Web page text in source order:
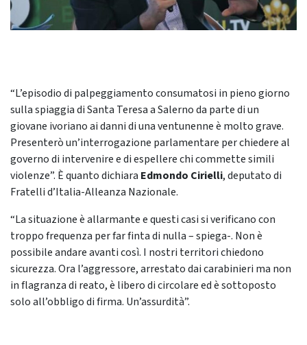
“L’episodio di palpeggiamento consumatosi in pieno giorno
sulla spiaggia di Santa Teresa a Salerno da parte di un
giovane ivoriano ai danni di una ventunenne è molto grave.
Presenterò un’interrogazione parlamentare per chiedere al
governo di intervenire e di espellere chi commette simili
violenze”. È quanto dichiara Edmondo Cirielli, deputato di
Fratelli d’Italia-Alleanza Nazionale.
“La situazione è allarmante e questi casi si verificano con
troppo frequenza per far finta di nulla – spiega-. Non è
possibile andare avanti così. I nostri territori chiedono
sicurezza. Ora l’aggressore, arrestato dai carabinieri ma non
in flagranza di reato, è libero di circolare ed è sottoposto
solo all’obbligo di firma. Un’assurdità”.